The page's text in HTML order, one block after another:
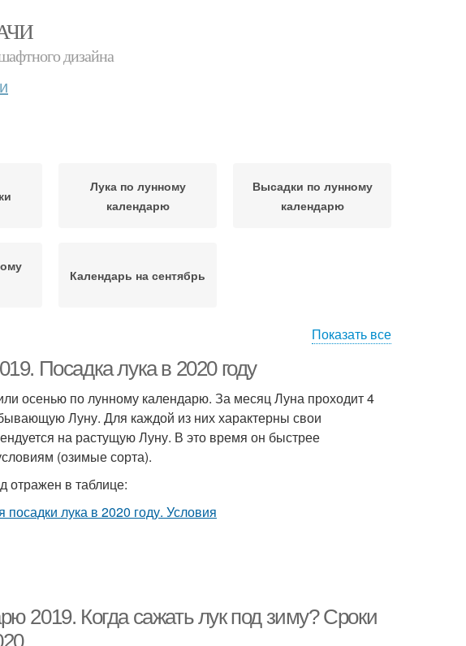
дизайна
Лука по лунному
календарю
Высадки по лунному
календарю
Календарь на сентябрь
Показать все
Посадка лука в 2020 году
осенью по лунному календарю. За месяц Луна проходит 4
Луну. Для каждой из них характерны свои
на растущую Луну. В это время он быстрее
(озимые сорта).
отражен в таблице:
2019. Когда сажать лук под зиму? Сроки